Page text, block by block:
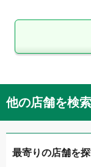
他の店舗を検索
最寄りの店舗を